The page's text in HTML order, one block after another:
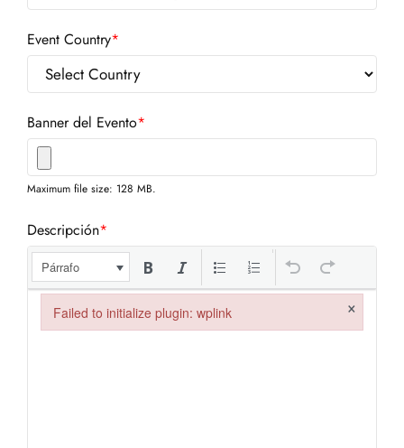
Event Country*
Banner del Evento*
Maximum file size: 128 MB.
Descripción*
Párrafo
Failed to initialize plugin: wplink ×
Failed to initialize plugin: wplink